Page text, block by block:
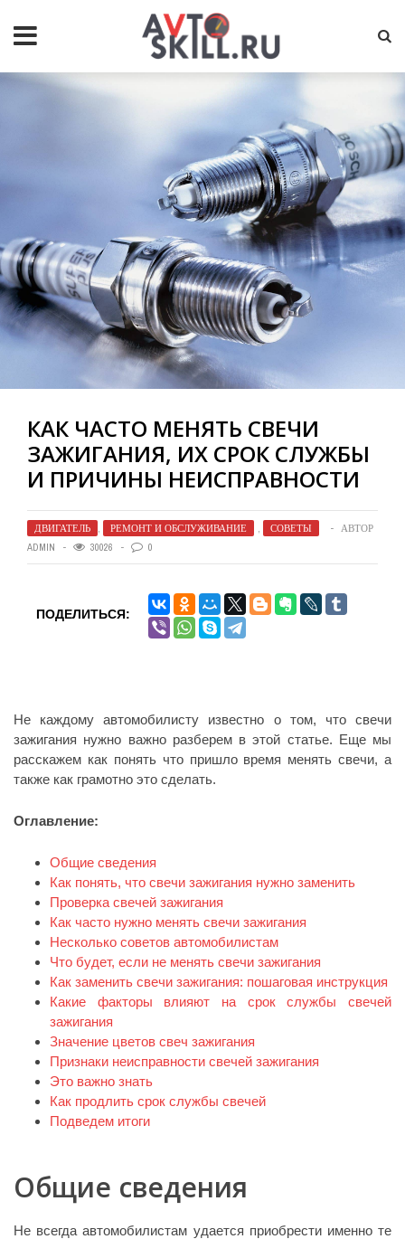
КАК ЧАСТО МЕНЯТЬ СВЕЧИ
ЗАЖИГАНИЯ, ИХ СРОК СЛУЖБЫ
И ПРИЧИНЫ НЕИСПРАВНОСТИ
ДВИГАТЕЛЬ , РЕМОНТ И ОБСЛУЖИВАНИЕ , СОВЕТЫ
АВТОР
ADMIN
30026 0
ПОДЕЛИТЬСЯ:
Не каждому автомобилисту известно о том, что свечи
зажигания нужно важно разберем в этой статье. Еще мы
расскажем как понять что пришло время менять свечи, а
также как грамотно это сделать.
Оглавление:
Общие сведения
Как понять, что свечи зажигания нужно заменить
Проверка свечей зажигания
Как часто нужно менять свечи зажигания
Несколько советов автомобилистам
Что будет, если не менять свечи зажигания
Как заменить свечи зажигания: пошаговая инструкция
Какие факторы влияют на срок службы свечей
зажигания
Значение цветов свеч зажигания
Признаки неисправности свечей зажигания
Это важно знать
Как продлить срок службы свечей
Подведем итоги
Общие сведения
Не всегда автомобилистам удается приобрести именно те